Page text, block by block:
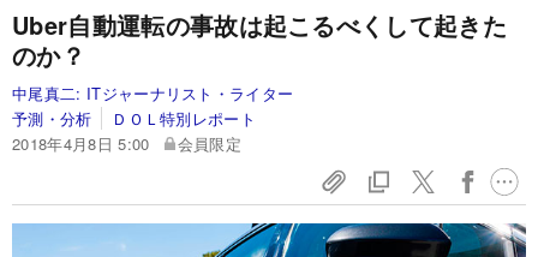
Uber自動運転の事故は起こるべくして起きた
のか？
中尾真二: ITジャーナリスト・ライター
予測・分析
ＤＯＬ特別レポート
2018年4月8日 5:00
会員限定